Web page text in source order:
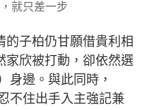
就只差一步
的子柏仍甘願借貴利相
家欣被打動，卻依然選
身邊。與此同時，
不住出手入主強記兼